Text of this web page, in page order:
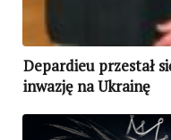
Depardieu przestał
inwazję na Ukrainę